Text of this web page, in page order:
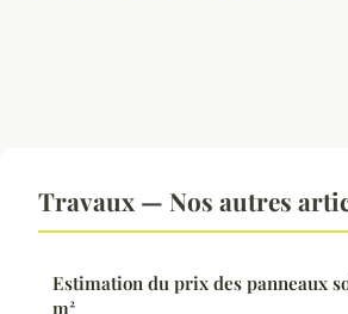
Travaux — Nos autres
Estimation du prix des panneaux
m²